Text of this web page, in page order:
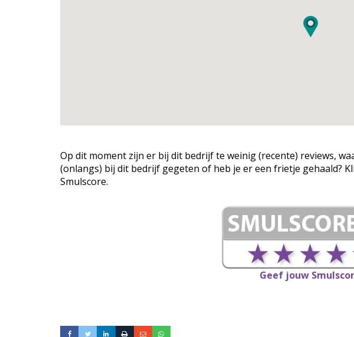
Op dit moment zijn er bij dit bedrijf te weinig (recente) reviews,
(onlangs) bij dit bedrijf gegeten of heb je er een frietje gehaald?
Smulscore.
Geef jouw